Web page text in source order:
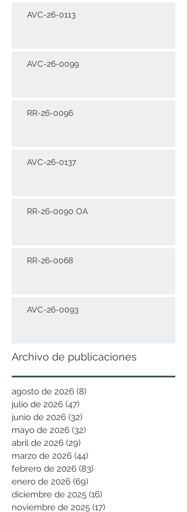
AVC-26-0113
AVC-26-0099
RR-26-0096
AVC-26-0137
RR-26-0090 OA
RR-26-0068
AVC-26-0093
Archivo de publicaciones
agosto de 2026 (8)
julio de 2026 (47)
junio de 2026 (32)
mayo de 2026 (32)
abril de 2026 (29)
marzo de 2026 (44)
febrero de 2026 (83)
enero de 2026 (69)
diciembre de 2025 (16)
noviembre de 2025 (17)